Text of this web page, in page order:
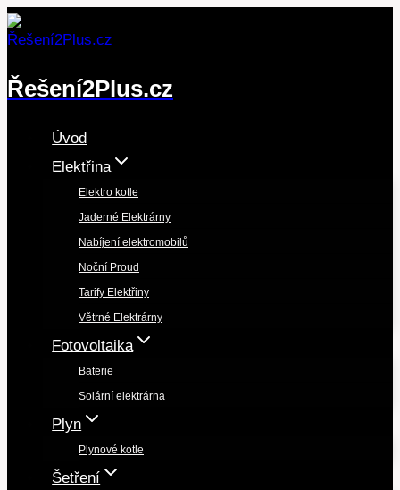
Přeskočit
na
Řešení2Plus.cz
Úvod
Elektřina
Elektro kotle
Jaderné Elektrárny
Nabíjení elektromobilů
Noční Proud
Tarify Elektřiny
Větrné Elektrárny
Fotovoltaika
Baterie
Solární elektrárna
Plyn
Plynové kotle
Šetření